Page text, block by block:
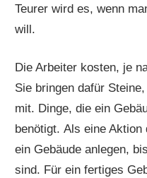
Teurer wird es, wenn
will.
Die Arbeiter kosten, je
Sie bringen dafür
mit. Dinge, die ein
benötigt. Als eine
ein Gebäude anlegen,
sind. Für ein fertiges